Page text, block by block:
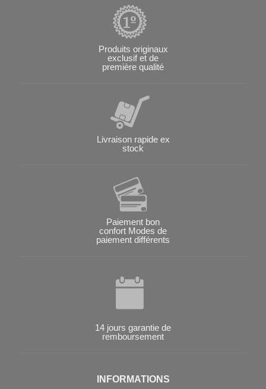
Produits originaux
exclusif et de
première qualité
Livraison rapide ex
stock
Paiement bon
confort Modes de
paiement différents
14 jours garantie de
remboursement
INFORMATIONS